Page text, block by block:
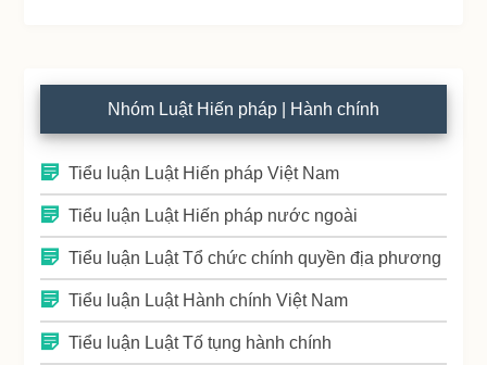
Nhóm Luật Hiến pháp | Hành chính
Tiểu luận Luật Hiến pháp Việt Nam
Tiểu luận Luật Hiến pháp nước ngoài
Tiểu luận Luật Tổ chức chính quyền địa phương
Tiểu luận Luật Hành chính Việt Nam
Tiểu luận Luật Tố tụng hành chính